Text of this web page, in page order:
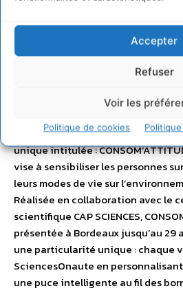
Accepter
Refuser
Voir les
Politique de cookies
unique en France
L’ADEME Aquitaine propose de
unique intitulée :
vise à sensibiliser les personnes
leurs modes de vie sur
Réalisée en collaboration avec le
scientifique CAP SCIENCES,
présentée à Bordeaux jusqu’au 29
une particularité unique : chaque
SciencesOnaute en
une puce intelligente au fil des